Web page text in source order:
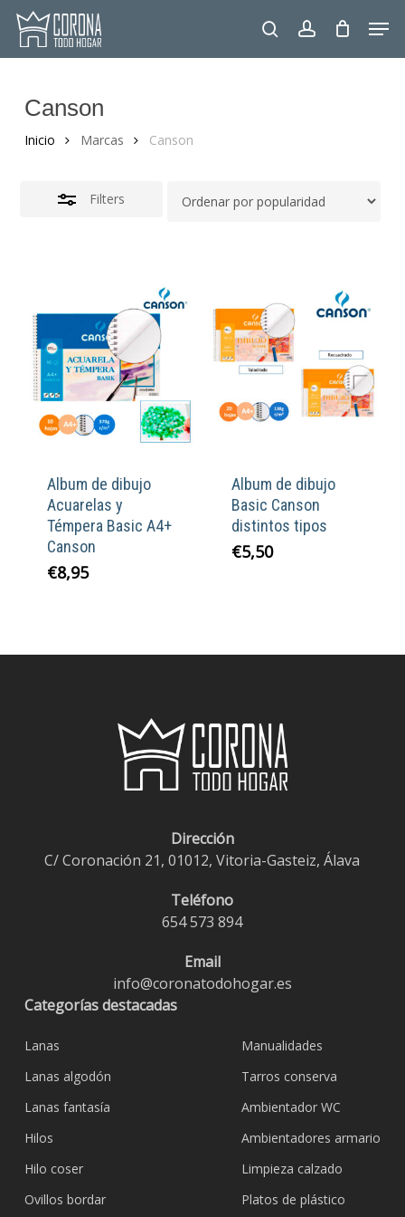
Skip
main
searchaccount
Canson
Inicio Marcas Canson
Filters
Album de dibujo
Acuarelas y
Témpera Basic A4+
Canson
€8,95
Album de dibujo
Basic Canson
distintos tipos
€5,50
Close
Filters
Dirección
C/ Coronación 21, 01012, Vitoria-Gasteiz, Álava
Teléfono
654 573 894
Email
info@coronatodohogar.es
Categorías destacadas
Lanas
Lanas algodón
Lanas fantasía
Hilos
Hilo coser
Ovillos bordar
Manualidades
Tarros conserva
Ambientador WC
Ambientadores armario
Limpieza calzado
Platos de plástico